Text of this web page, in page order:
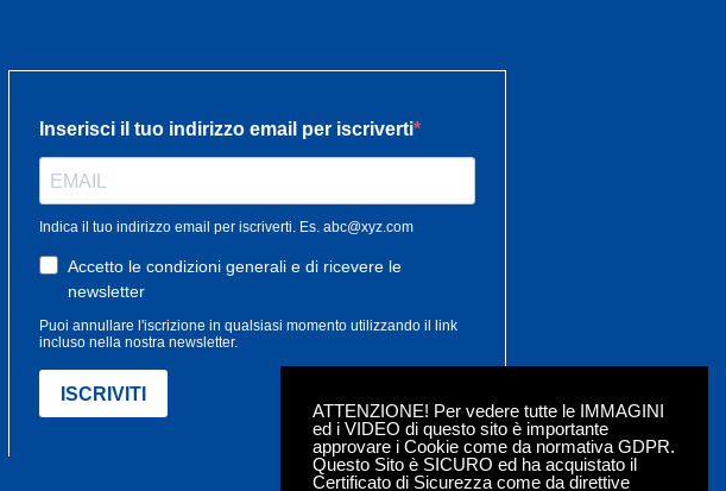
ATTENZIONE! Per vedere tutte le IMMAGINI
ed i VIDEO di questo sito è importante
approvare i Cookie come da normativa GDPR.
Questo Sito è SICURO ed ha acquistato il
Certificato di Sicurezza come da direttive